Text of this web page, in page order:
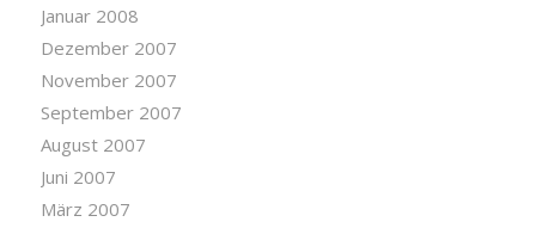
Januar 2008
Dezember 2007
November 2007
September 2007
August 2007
Juni 2007
März 2007